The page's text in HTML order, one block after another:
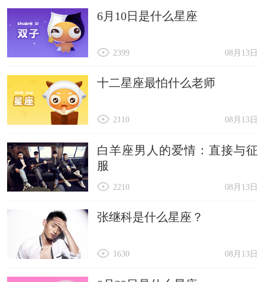
6月10日是什么星座
08月13日
2399
十二星座最怕什么老师
08月13日
2110
白羊座男人的爱情：直接与征
服
08月13日
2210
张继科是什么星座？
08月13日
1630